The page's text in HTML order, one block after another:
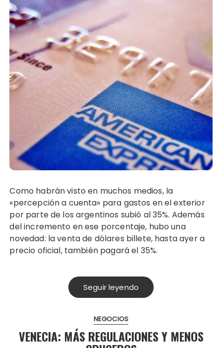
Como habrán visto en muchos medios, la
«percepción a cuenta» para gastos en el exterior
por parte de los argentinos subió al 35%. Además
del incremento en ese porcentaje, hubo una
novedad: la venta de dólares billete, hasta ayer a
precio oficial, también pagará el 35%.
Seguir leyendo
NEGOCIOS
VENECIA: MÁS REGULACIONES Y MENOS